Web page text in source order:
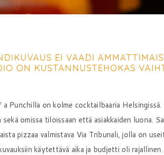
EI VAADI
ON KUSTANNUSTEHOKAS
Punchilla on kolme cocktailbaaria
sekä omissa tiloissaan että asiakkaiden luona.
pizzaa valmistava Via Tribunali, jolla on
käytettävä aika ja budjetti oli